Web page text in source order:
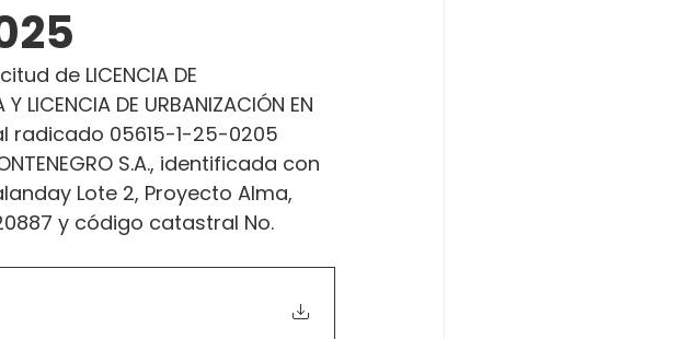
de LICENCIA DE
LICENCIA DE URBANIZACIÓN EN
al radicado 05615-1-25-0205
S.A., identificada con
Lote 2, Proyecto Alma,
y código catastral No.